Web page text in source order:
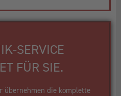
SERVICE
FÜR SIE.
die komplette